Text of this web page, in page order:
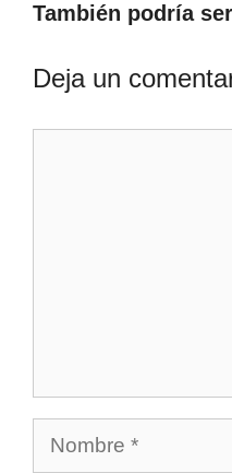
También podría
Deja un
Nombre